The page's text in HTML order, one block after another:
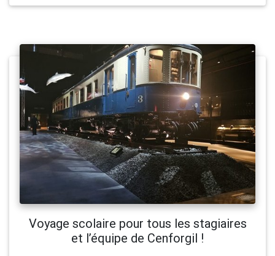
Voyage scolaire pour tous les stagiaires
et l’équipe de Cenforgil !